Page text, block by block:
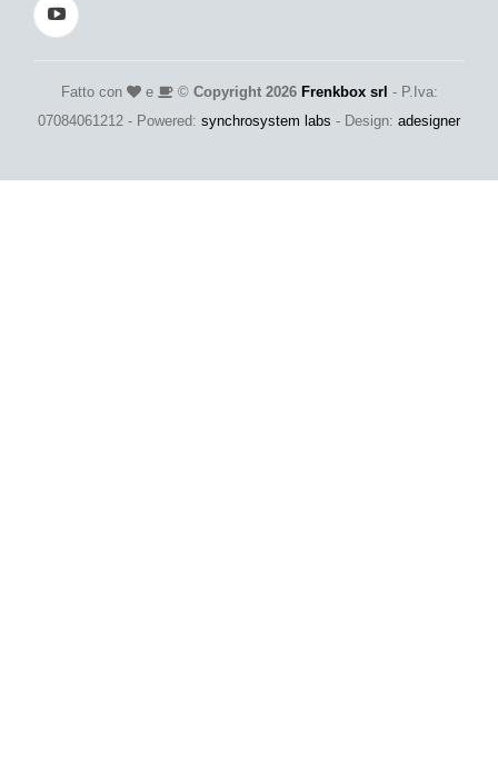
Fatto con e © Copyright 2026 Frenkbox srl - P.Iva:
07084061212 - Powered: synchrosystem labs - Design: adesigner